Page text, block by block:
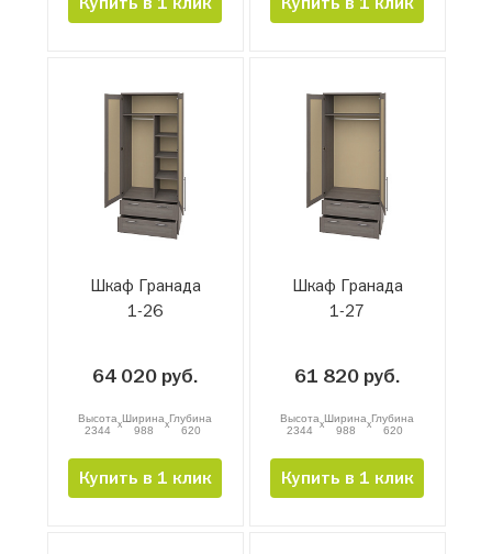
Шкаф Гранада
1-26
64 020 руб.
Высота
2344
xШирина
988
xГлубина
620
Купить в 1 клик
Шкаф Гранада
1-27
61 820 руб.
Высота
2344
xШирина
988
xГлубина
620
Купить в 1 клик